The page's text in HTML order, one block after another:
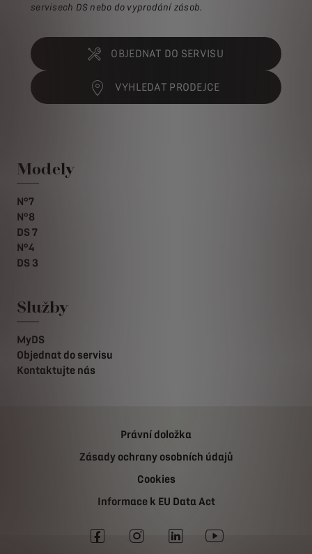
servisech DS nebo do vyprodání zásob.
OBJEDNAT DO SERVISU
VYHLEDAT PRODEJCE
Modely
N°7
N°8
DS 7
N°4
DS 3
Služby
MyDS
Objednat do servisu
Kontaktujte nás
Právní doložka
Zásady ochrany osobních údajů
Cookies
Informace k EU Data Act